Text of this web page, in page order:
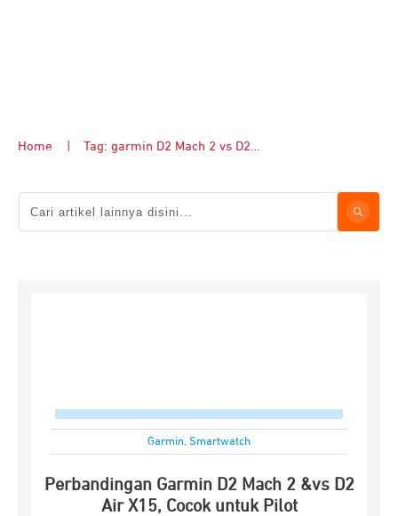
Home Tag: garmin D2 Mach 2 vs D2 Air X15
Garmin, Smartwatch
Perbandingan Garmin D2 Mach 2 &vs D2
Air X15, Cocok untuk Pilot